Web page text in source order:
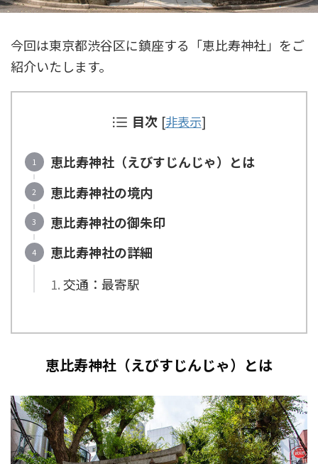
今回は東京都渋谷区に鎮座する「恵比寿神社」をご
紹介いたします。
目次 [非表示]
恵比寿神社（えびすじんじゃ）とは
恵比寿神社の境内
恵比寿神社の御朱印
恵比寿神社の詳細
交通：最寄駅
恵比寿神社（えびすじんじゃ）とは